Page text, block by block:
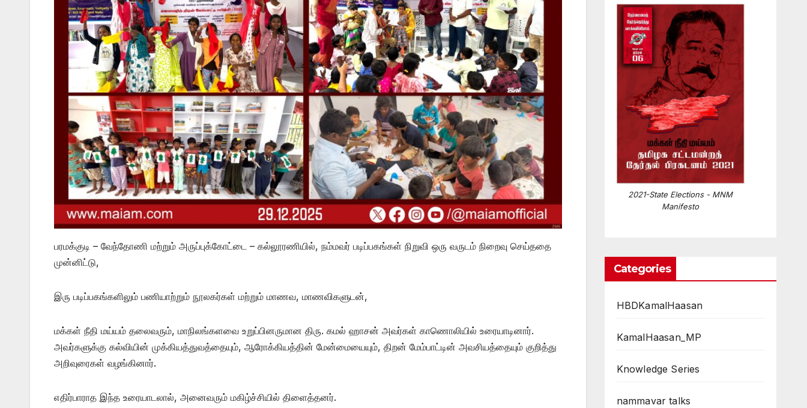
பரமக்குடி – வேந்தோணி மற்றும் அருப்புக்கோட்டை – கல்லூரணியில், நம்மவர் படிப்பகங்கள் நிறுவி ஒரு வருடம் நிறைவு செய்ததை
முன்னிட்டு,
இரு படிப்பகங்களிலும் பணியாற்றும் நூலகர்கள் மற்றும் மாணவ, மாணவிகளுடன்,
மக்கள் நீதி மய்யம் தலைவரும், மாநிலங்களவை உறுப்பினருமான திரு. கமல் ஹாசன் அவர்கள் காணொலியில் உரையாடினார்.
அவர்களுக்கு கல்வியின் முக்கியத்துவத்தையும், ஆரோக்கியத்தின் மேன்மையையும், திறன் மேம்பாட்டின் அவசியத்தையும் குறித்து
அறிவுரைகள் வழங்கினார்.
எதிர்பாராத இந்த உரையாடலால், அனைவரும் மகிழ்ச்சியில் திளைத்தனர்.
2021-State Elections - MNM
Manifesto
Categories
HBDKamalHaasan
KamalHaasan_MP
Knowledge Series
nammavar talks